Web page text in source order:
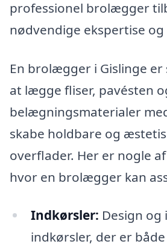
professionel brolægger
nødvendige ekspertise
En brolægger i Gislinge er
at lægge fliser, pavésten
belægningsmaterialer
skabe holdbare og
overflader. Her er nogle
hvor en brolægger kan
Indkørsler: Design
indkørsler, der er